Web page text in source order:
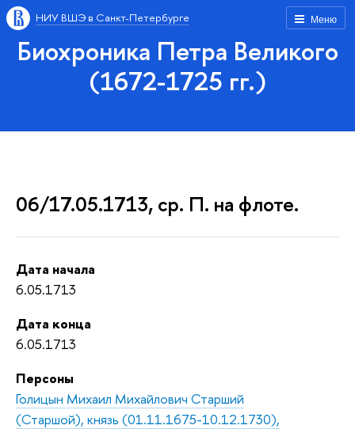
Меню
НИУ ВШЭ в Санкт-Петербурге
Биохроника Петра Великого
(1672-1725 гг.)
06/17.05.1713, ср. П. на флоте.
Дата начала
6.05.1713
Дата конца
6.05.1713
Персоны
Голицын Михаил Михайлович Старший
(Старшой), князь (01.11.1675-10.12.1730),